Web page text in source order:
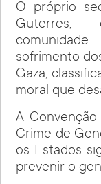
O próprio
Guterres,
sofrimento
Gaza,
moral que
A
Crime de
os Estados
prevenir o